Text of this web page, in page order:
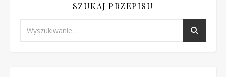
SZUKAJ PRZEPISU